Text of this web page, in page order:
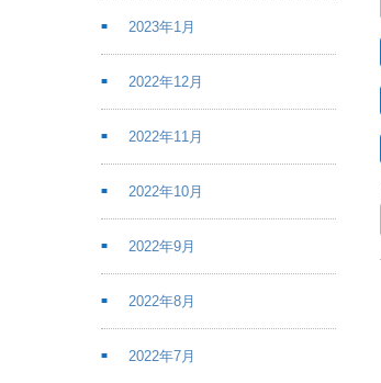
2023年1月
2022年12月
2022年11月
2022年10月
2022年9月
2022年8月
2022年7月